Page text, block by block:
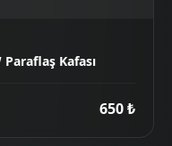
Kafası
650 ₺